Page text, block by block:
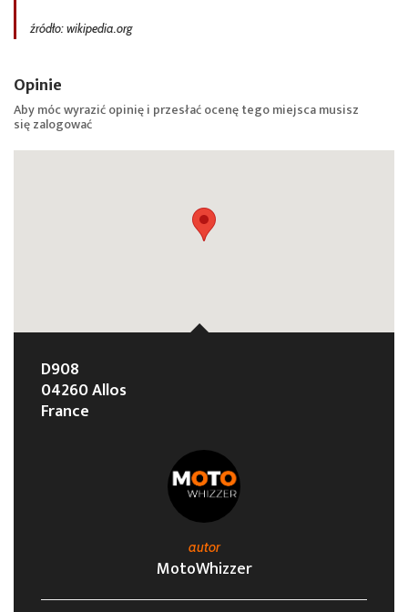
źródło: wikipedia.org
Opinie
Aby móc wyrazić opinię i przesłać ocenę tego miejsca musisz
sięzalogować
D908
04260 Allos
France
autor
MotoWhizzer